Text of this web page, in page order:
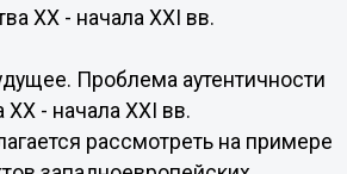
XX - начала XXI вв.
Проблема аутентичности
XX - начала XXI вв.
рассмотреть на примере